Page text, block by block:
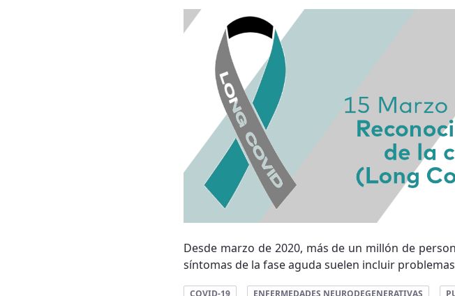
Desde marzo de 2020, más de un millón de
síntomas de la fase aguda suelen incluir
COVID-19 ENFERMEDADES NEURODEGENERATIVAS